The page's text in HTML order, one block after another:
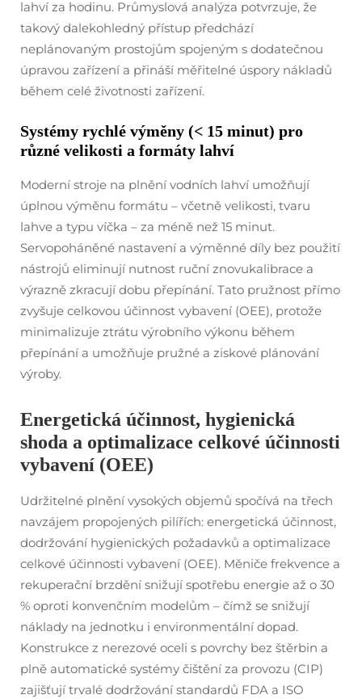
lahví za hodinu. Průmyslová analýza potvrzuje, že
takový dalekohledný přístup předchází
neplánovaným prostojům spojeným s dodatečnou
úpravou zařízení a přináší měřitelné úspory nákladů
během celé životnosti zařízení.
Systémy rychlé výměny (< 15 minut) pro
různé velikosti a formáty lahví
Moderní stroje na plnění vodních lahví umožňují
úplnou výměnu formátu – včetně velikosti, tvaru
lahve a typu víčka – za méně než 15 minut.
Servopoháněné nastavení a výměnné díly bez použití
nástrojů eliminují nutnost ruční znovukalibrace a
výrazně zkracují dobu přepínání. Tato pružnost přímo
zvyšuje celkovou účinnost vybavení (OEE), protože
minimalizuje ztrátu výrobního výkonu během
přepínání a umožňuje pružné a ziskové plánování
výroby.
Energetická účinnost, hygienická
shoda a optimalizace celkové účinnosti
vybavení (OEE)
Udržitelné plnění vysokých objemů spočívá na třech
navzájem propojených pilířích: energetická účinnost,
dodržování hygienických požadavků a optimalizace
celkové účinnosti vybavení (OEE). Měniče frekvence a
rekuperační brzdění snižují spotřebu energie až o 30
% oproti konvenčním modelům – čímž se snižují
náklady na jednotku i environmentální dopad.
Konstrukce z nerezové oceli s povrchy bez štěrbin a
plně automatické systémy čištění za provozu (CIP)
zajišťují trvalé dodržování standardů FDA a ISO